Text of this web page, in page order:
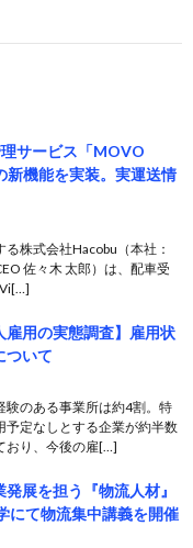
サービス「MOVO
機能を実装。実運送情
株式会社Hacobu（本社：
佐々木 太郎）は、配車受
雇用の実態調査】雇用状
ついて
験のある事業所は約4割。特
予定なしとする企業が約半数
おり、今後の雇[…]
展を担う『物流人材』
にて物流集中講義を開催